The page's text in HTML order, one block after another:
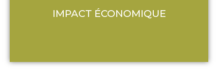
IMPACT ÉCONOMIQUE